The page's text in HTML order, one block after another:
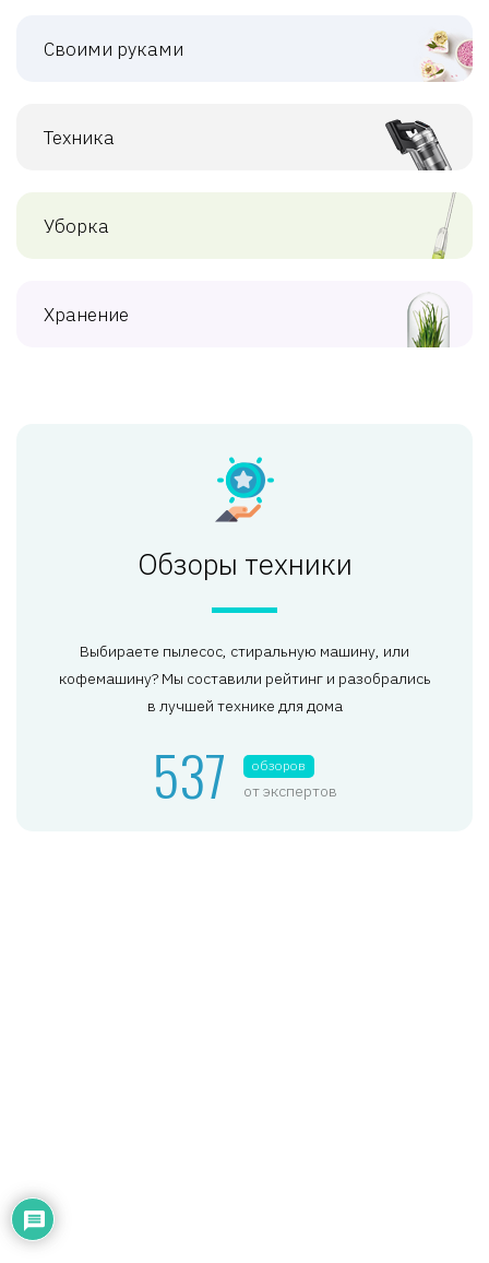
Своими руками
Техника
Уборка
Хранение
Обзоры техники
Выбираете пылесос, стиральную машину, или
кофемашину? Мы составили рейтинг и разобрались
в лучшей технике для дома
537 обзоров
от экспертов